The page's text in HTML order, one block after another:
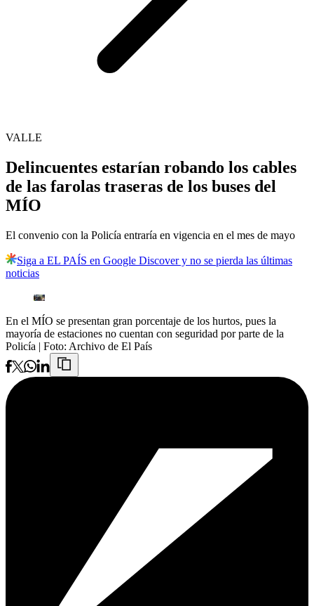
VALLE
Delincuentes estarían robando los cables
de las farolas traseras de los buses del
MÍO
El convenio con la Policía entraría en vigencia en el mes de mayo
Siga a EL PAÍS en Google Discover y no se pierda las últimas
noticias
En el MÍO se presentan gran porcentaje de los hurtos, pues la
mayoría de estaciones no cuentan con seguridad por parte de la
Policía | Foto: Archivo de El País